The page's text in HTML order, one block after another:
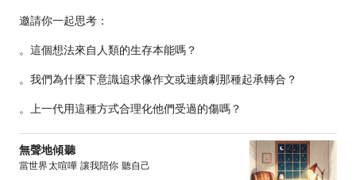
邀請你一起思考：
。這個想法來自人類的生存本能嗎？
。我們為什麼下意識追求像作文或連續劇那種起承轉合？
。上一代用這種方式合理化他們受過的傷嗎？
無聲地傾聽
當世界太喧嘩 讓我陪你 聽自己